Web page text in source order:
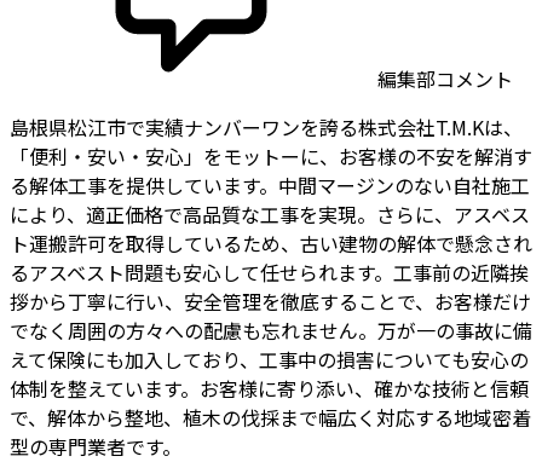
編集部コメント
島根県松江市で実績ナンバーワンを誇る株式会社T.M.Kは、
「便利・安い・安心」をモットーに、お客様の不安を解消す
る解体工事を提供しています。中間マージンのない自社施工
により、適正価格で高品質な工事を実現。さらに、アスベス
ト運搬許可を取得しているため、古い建物の解体で懸念され
るアスベスト問題も安心して任せられます。工事前の近隣挨
拶から丁寧に行い、安全管理を徹底することで、お客様だけ
でなく周囲の方々への配慮も忘れません。万が一の事故に備
えて保険にも加入しており、工事中の損害についても安心の
体制を整えています。お客様に寄り添い、確かな技術と信頼
で、解体から整地、植木の伐採まで幅広く対応する地域密着
型の専門業者です。